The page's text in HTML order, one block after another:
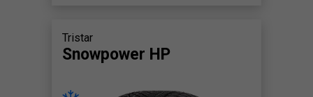
Tristar
Snowpower HP